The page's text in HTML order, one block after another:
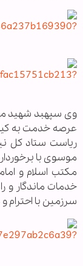
وی سپهبد شهید
عرصه خدمت به
ریاست ستاد کل
موسوی با
مکتب اسلام و
خدمات ماندگار و
سرزمین با احترام